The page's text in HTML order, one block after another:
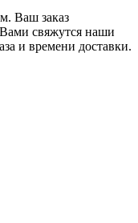
Ваш заказ
свяжутся наши
и времени доставки.